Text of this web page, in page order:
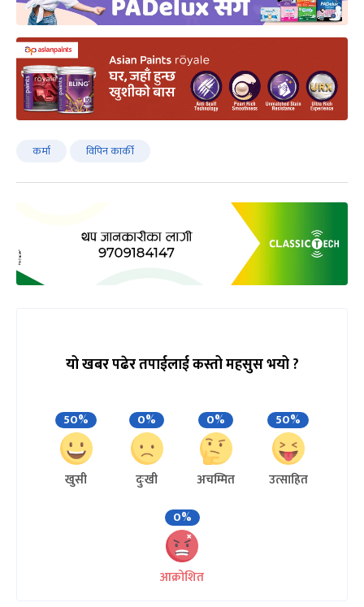
कर्मा विपिन कार्की
यो खबर पढेर तपाईलाई कस्तो महसुस भयो ?
50%
खुसी
0%
दुःखी
0%
अचम्मित
50%
उत्साहित
0%
आक्रोशित